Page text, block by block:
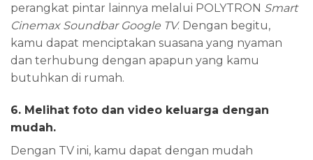
perangkat pintar lainnya melalui POLYTRON Smart
Cinemax Soundbar Google TV. Dengan begitu,
kamu dapat menciptakan suasana yang nyaman
dan terhubung dengan apapun yang kamu
butuhkan di rumah.
6. Melihat foto dan video keluarga dengan
mudah.
Dengan TV ini, kamu dapat dengan mudah